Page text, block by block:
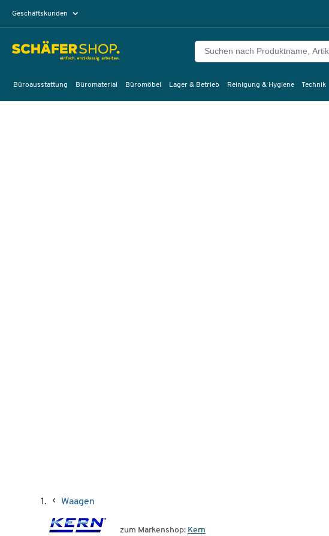
Geschäftskunden
Büroausstattung Büromaterial Büromöbel Lager & Betrieb Reinigung & Hygiene Technik
Waagen
zum Markenshop: Kern